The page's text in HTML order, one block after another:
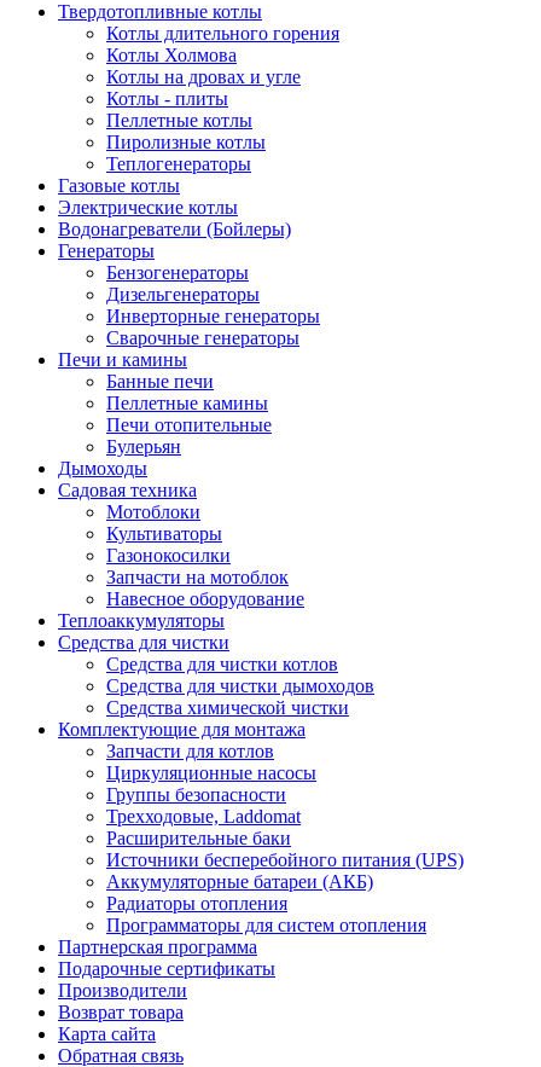
Твердотопливные котлы
Котлы длительного горения
Котлы Холмова
Котлы на дровах и угле
Котлы - плиты
Пеллетные котлы
Пиролизные котлы
Теплогенераторы
Газовые котлы
Электрические котлы
Водонагреватели (Бойлеры)
Генераторы
Бензогенераторы
Дизельгенераторы
Инверторные генераторы
Сварочные генераторы
Печи и камины
Банные печи
Пеллетные камины
Печи отопительные
Булерьян
Дымоходы
Садовая техника
Мотоблоки
Культиваторы
Газонокосилки
Запчасти на мотоблок
Навесное оборудование
Теплоаккумуляторы
Средства для чистки
Средства для чистки котлов
Средства для чистки дымоходов
Средства химической чистки
Комплектующие для монтажа
Запчасти для котлов
Циркуляционные насосы
Группы безопасности
Трехходовые, Laddomat
Расширительные баки
Источники бесперебойного питания (UPS)
Аккумуляторные батареи (АКБ)
Радиаторы отопления
Программаторы для систем отопления
Партнерская программа
Подарочные сертификаты
Производители
Возврат товара
Карта сайта
Обратная связь